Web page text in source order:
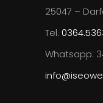
25047 –
Tel.
Whatsapp: